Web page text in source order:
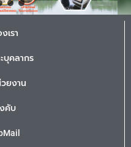
เรา
บุคลากร
วยงาน
คับ